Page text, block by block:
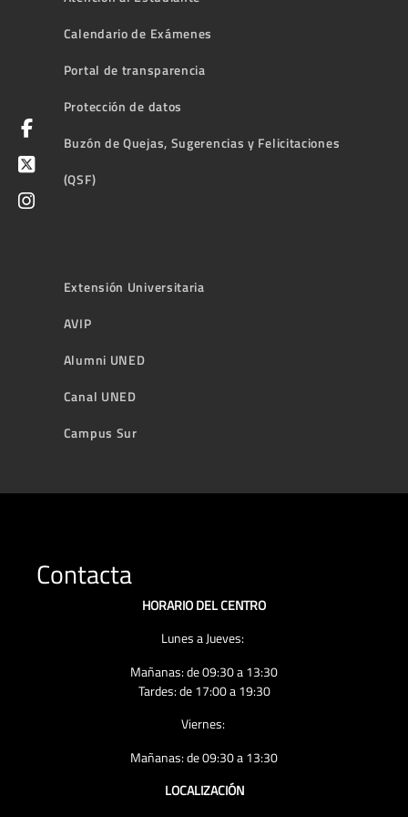
Calendario de Exámenes
Portal de transparencia
Protección de datos
Buzón de Quejas, Sugerencias y Felicitaciones
(QSF)
Extensión Universitaria
AVIP
Alumni UNED
Canal UNED
Campus Sur
Contacta
HORARIO DEL CENTRO
Lunes a Jueves:
Mañanas: de 09:30 a 13:30
Tardes: de 17:00 a 19:30
Viernes:
Mañanas: de 09:30 a 13:30
LOCALIZACIÓN